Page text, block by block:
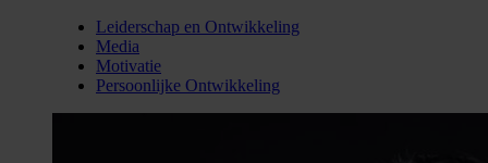
Leiderschap en Ontwikkeling
Media
Motivatie
Persoonlijke Ontwikkeling